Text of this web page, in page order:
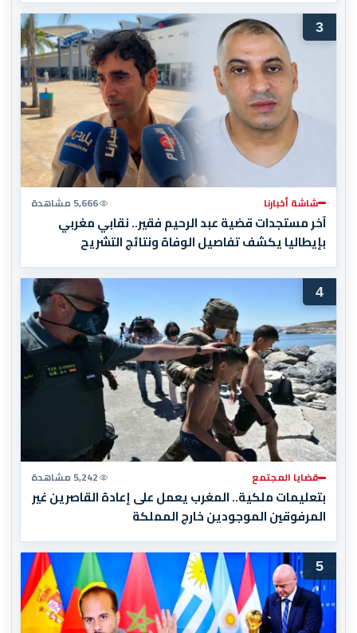
3
شاشة أخبارنا 5,666 مشاهدة
آخر مستجدات قضية عبد الرحيم فقير.. نقابي مغربي
بإيطاليا يكشف تفاصيل الوفاة ونتائج التشريح
4
قضايا المجتمع 5,242 مشاهدة
بتعليمات ملكية.. المغرب يعمل على إعادة القاصرين غير
المرفوقين الموجودين خارج المملكة
5